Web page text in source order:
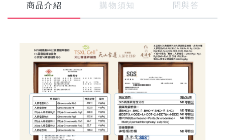
商品介紹 購物須知 問與答